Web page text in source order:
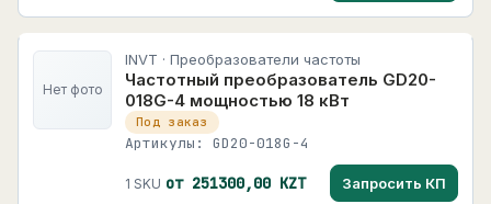
Нет фото
INVT · Преобразователи частоты
Частотный преобразователь GD20-
018G-4 мощностью 18 кВт
Под заказ
Артикулы: GD20-018G-4
1 SKU от 251300,00 KZT Запросить КП